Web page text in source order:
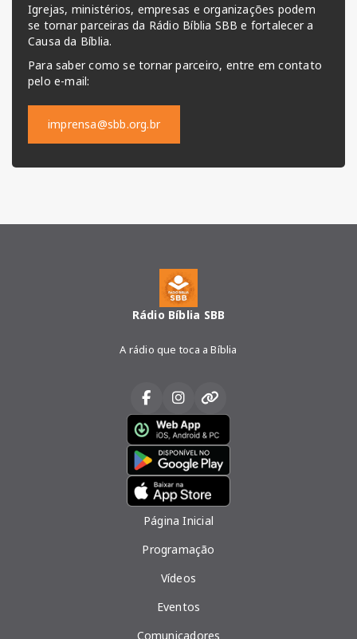
Igrejas, ministérios, empresas e organizações podem
se tornar parceiras da Rádio Bíblia SBB e fortalecer a
Causa da Bíblia.
Para saber como se tornar parceiro, entre em contato
pelo e-mail:
imprensa@sbb.org.br
Rádio Bíblia SBB
A rádio que toca a Bíblia
Página Inicial
Programação
Vídeos
Eventos
Comunicadores